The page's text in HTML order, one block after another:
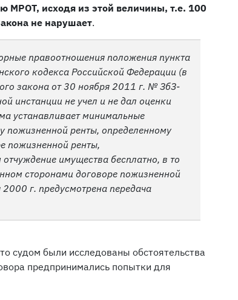
МРОТ, исходя из этой величины, т.е. 100
не нарушает.
правоотношения положения пункта
кодекса Российской Федерации (в
закона от 30 ноября 2011 г. № ЗбЗ-
инстанции не учел и не дал оценки
устанавливает минимальные
пожизненной ренты, определенному
пожизненной ренты,
имущества бесплатно, в то
сторонами договоре пожизненной
2000 г. предусмотрена передача
судом были исследованы обстоятельства
предпринимались попытки для